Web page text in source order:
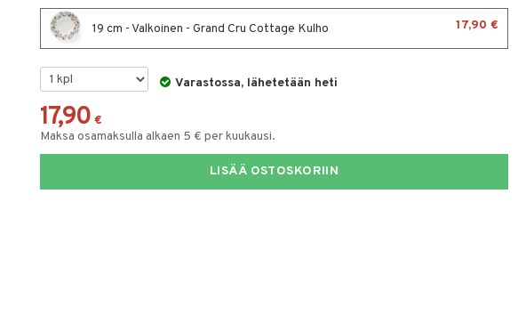
19 cm - Valkoinen - Grand Cru Cottage Kulho 17,90 €
Varastossa, lähetetään heti
17,90 €
Maksa osamaksulla alkaen 5 € per kuukausi.
LISÄÄ OSTOSKORIIN